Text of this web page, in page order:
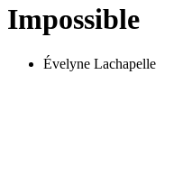
Impossible
Évelyne Lachapelle